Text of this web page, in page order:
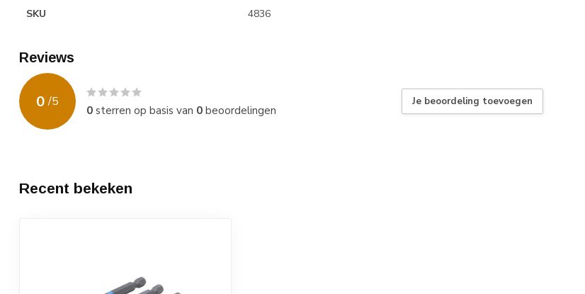
SKU 4836
Reviews
0 /5
0sterren op basis van 0beoordelingen
Je beoordeling toevoegen
Recent bekeken